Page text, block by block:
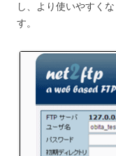
し、より使いやすく
す。